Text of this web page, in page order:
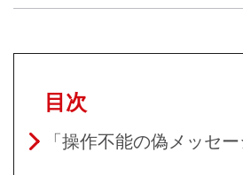
目次
「操作不能の偽メッセ